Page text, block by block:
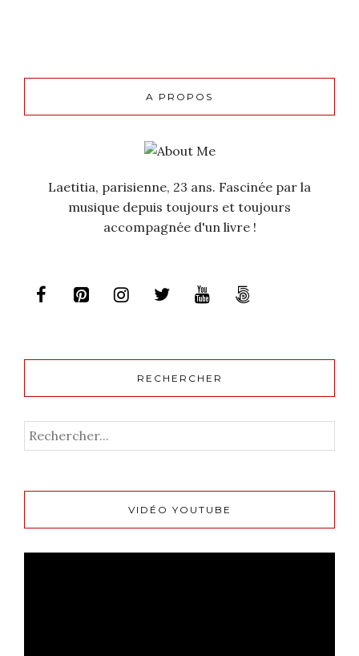
A PROPOS
Laetitia, parisienne, 23 ans. Fascinée par la
musique depuis toujours et toujours
accompagnée d'un livre !
RECHERCHER
VIDÉO YOUTUBE